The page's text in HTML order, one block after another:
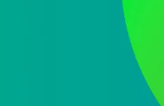
las ofertas y promociones de